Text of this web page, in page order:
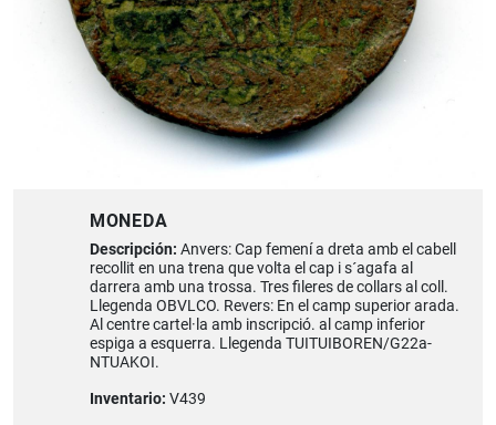
MONEDA
Descripción: Anvers: Cap femení a dreta amb el cabell
recollit en una trena que volta el cap i s´agafa al
darrera amb una trossa. Tres fileres de collars al coll.
Llegenda OBVLCO. Revers: En el camp superior arada.
Al centre cartel·la amb inscripció. al camp inferior
espiga a esquerra. Llegenda TUITUIBOREN/G22a-
NTUAKOI.
Inventario: V439